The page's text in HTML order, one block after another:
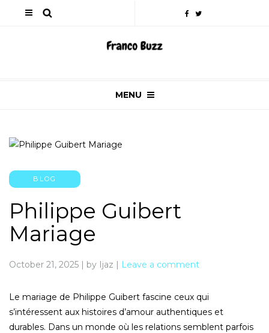
MENU
BLOG
Philippe Guibert
Mariage
October 21, 2025 | by Ijaz | Leave a comment
Le mariage de Philippe Guibert fascine ceux qui
s’intéressent aux histoires d’amour authentiques et
durables. Dans un monde où les relations semblent parfois